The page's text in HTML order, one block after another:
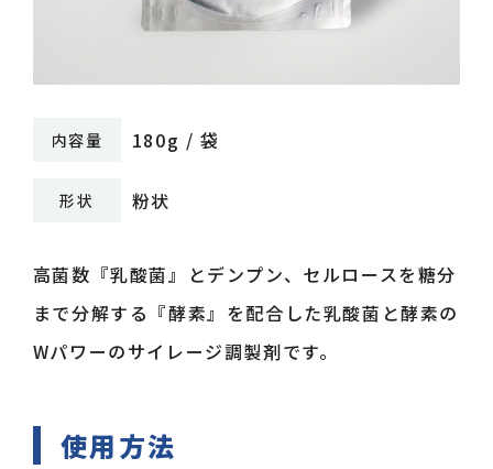
新規会員登録
0157-36-0429
内容量 180g / 袋
形状 粉状
高菌数『乳酸菌』とデンプン、セルロースを糖分
まで分解する『酵素』を配合した乳酸菌と酵素の
Wパワーのサイレージ調製剤です。
使用方法